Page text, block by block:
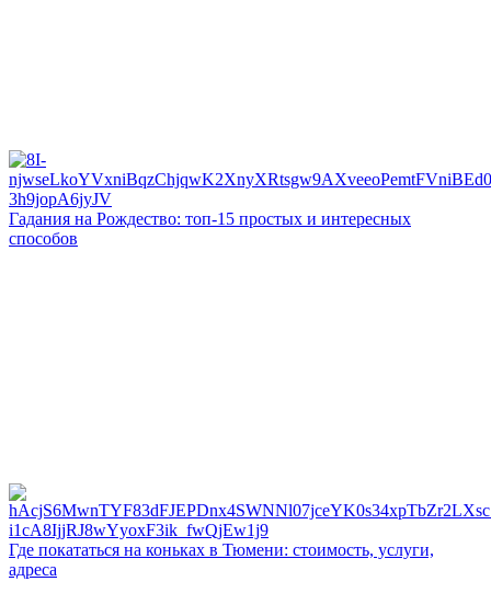
Гадания на Рождество: топ-15 простых и интересных
способов
Где покататься на коньках в Тюмени: стоимость, услуги,
адреса